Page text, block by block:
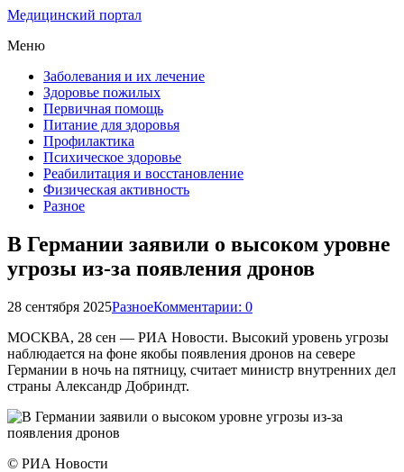
Медицинский портал
Меню
Заболевания и их лечение
Здоровье пожилых
Первичная помощь
Питание для здоровья
Профилактика
Психическое здоровье
Реабилитация и восстановление
Физическая активность
Разное
В Германии заявили о высоком уровне
угрозы из-за появления дронов
28 сентября 2025РазноеКомментарии: 0
МОСКВА, 28 сен — РИА Новости. Высокий уровень угрозы
наблюдается на фоне якобы появления дронов на севере
Германии в ночь на пятницу, считает министр внутренних дел
страны Александр Добриндт.
© РИА Новости